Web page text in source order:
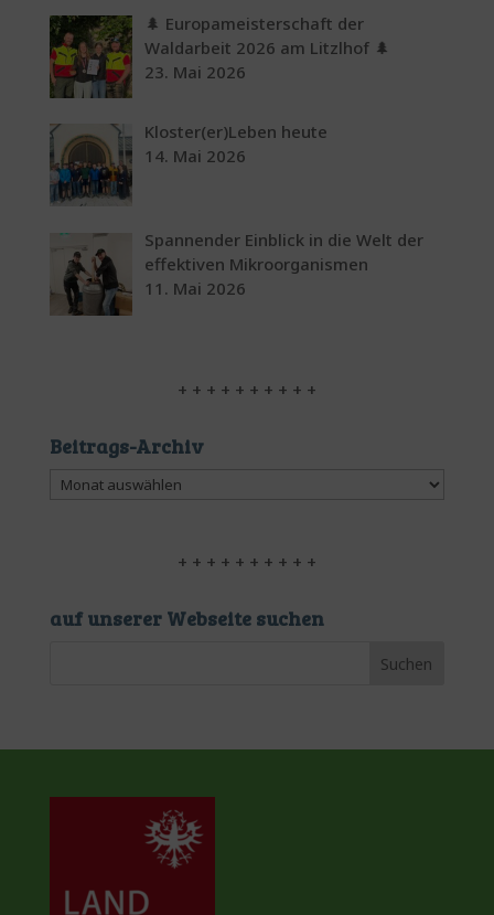
🌲 Europameisterschaft der
Waldarbeit 2026 am Litzlhof 🌲
23. Mai 2026
Kloster(er)Leben heute
14. Mai 2026
Spannender Einblick in die Welt der
effektiven Mikroorganismen
11. Mai 2026
+ + + + + + + + + +
Beitrags-Archiv
Beitrags-
+ + + + + + + + + +
auf unserer Webseite suchen